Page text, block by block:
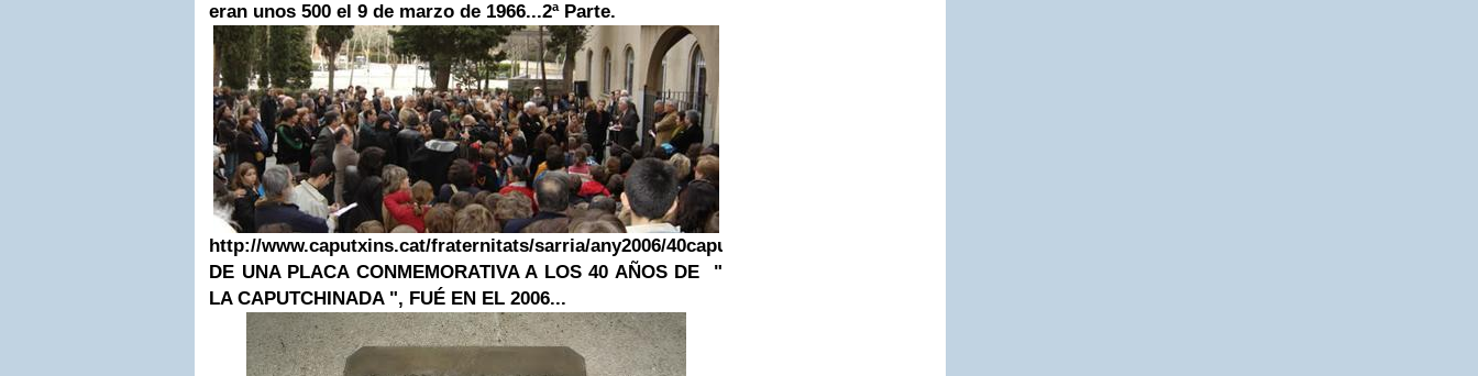
eran unos 500 el 9 de marzo de 1966...2ª Parte.
http://www.caputxins.cat/fraternitats/sarria/any2006/40caputxinada/index.html
DE UNA PLACA CONMEMORATIVA A LOS 40 AÑOS DE "
LA CAPUTCHINADA ", FUÉ EN EL 2006...